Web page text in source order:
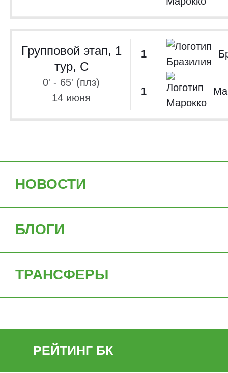
Групповой этап, 1
тур, C
0' - 65' (плз)
14 июня
1
1
НОВОСТИ
БЛОГИ
ТРАНСФЕРЫ
РЕЙТИНГ БК